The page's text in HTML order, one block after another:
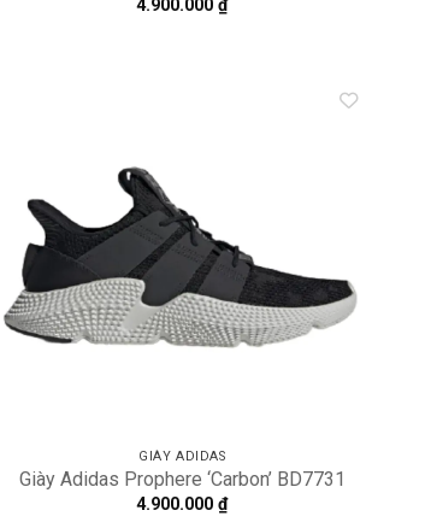
4.900.000₫
GIÀY ADIDAS
Giày Adidas Prophere ‘Carbon’ BD7731
4.900.000₫